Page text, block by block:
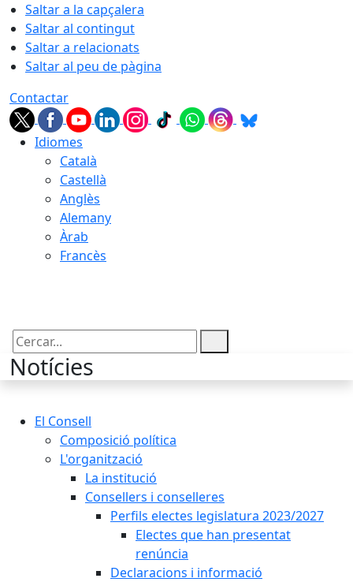
Saltar a la capçalera
Saltar al contingut
Saltar a relacionats
Saltar al peu de pàgina
Contactar
Idiomes
Català
Castellà
Anglès
Alemany
Àrab
Francès
Cercar:
Notícies
El Consell
Composició política
L'organització
La institució
Consellers i conselleres
Perfils electes legislatura 2023/2027
Electes que han presentat
renúncia
Declaracions i informació